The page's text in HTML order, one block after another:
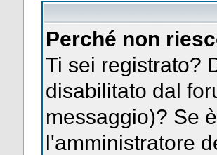
Perché non
Ti sei registrato?
disabilitato dal
messaggio)? Se
l'amministratore